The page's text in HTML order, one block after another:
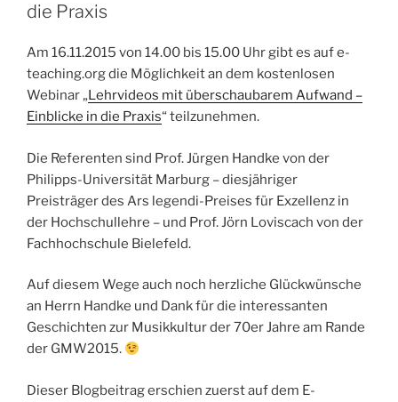
die Praxis
Am 16.11.2015 von 14.00 bis 15.00 Uhr gibt es auf e-
teaching.org die Möglichkeit an dem kostenlosen
Webinar „Lehrvideos mit überschaubarem Aufwand –
Einblicke in die Praxis“ teilzunehmen.
Die Referenten sind Prof. Jürgen Handke von der
Philipps-Universität Marburg – diesjähriger
Preisträger des Ars legendi-Preises für Exzellenz in
der Hochschullehre – und Prof. Jörn Loviscach von der
Fachhochschule Bielefeld.
Auf diesem Wege auch noch herzliche Glückwünsche
an Herrn Handke und Dank für die interessanten
Geschichten zur Musikkultur der 70er Jahre am Rande
der GMW2015.
Dieser Blogbeitrag erschien zuerst auf dem E-